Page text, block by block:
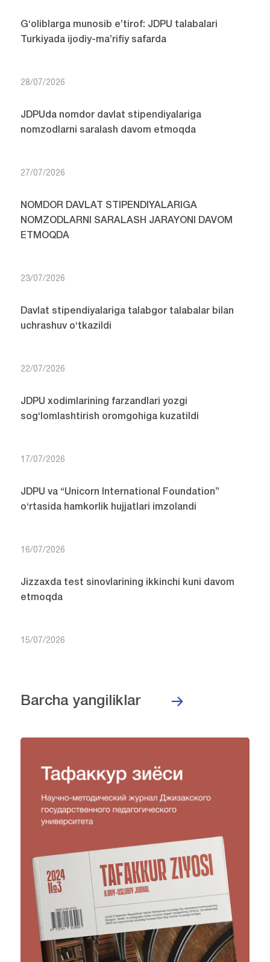
G‘oliblarga munosib e’tirof: JDPU talabalari
Turkiyada ijodiy-ma’rifiy safarda
28/07/2026
JDPUda nomdor davlat stipendiyalariga
nomzodlarni saralash davom etmoqda
27/07/2026
NOMDOR DAVLAT STIPENDIYALARIGA
NOMZODLARNI SARALASH JARAYONI DAVOM
ETMOQDA
23/07/2026
Davlat stipendiyalariga talabgor talabalar bilan
uchrashuv o‘tkazildi
22/07/2026
JDPU xodimlarining farzandlari yozgi
sog‘lomlashtirish oromgohiga kuzatildi
17/07/2026
JDPU va “Unicorn International Foundation”
o‘rtasida hamkorlik hujjatlari imzolandi
16/07/2026
Jizzaxda test sinovlarining ikkinchi kuni davom
etmoqda
15/07/2026
Barcha yangiliklar